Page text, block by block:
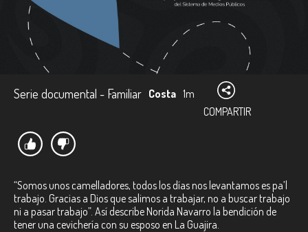
Serie documental - Familiar Costa 1m
COMPARTIR
“Somos unos camelladores, todos los días nos levantamos es pa’l
trabajo. Gracias a Dios que salimos a trabajar, no a buscar trabajo
ni a pasar trabajo”. Así describe Norida Navarro la bendición de
tener una cevichería con su esposo en La Guajira.